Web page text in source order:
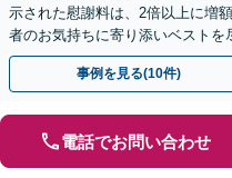
示された慰謝料は、2倍以上に増
者のお気持ちに寄り添いベスト
さい【初回面談30分無料】【弁
事例を見る(10件)
電話でお問い合わせ